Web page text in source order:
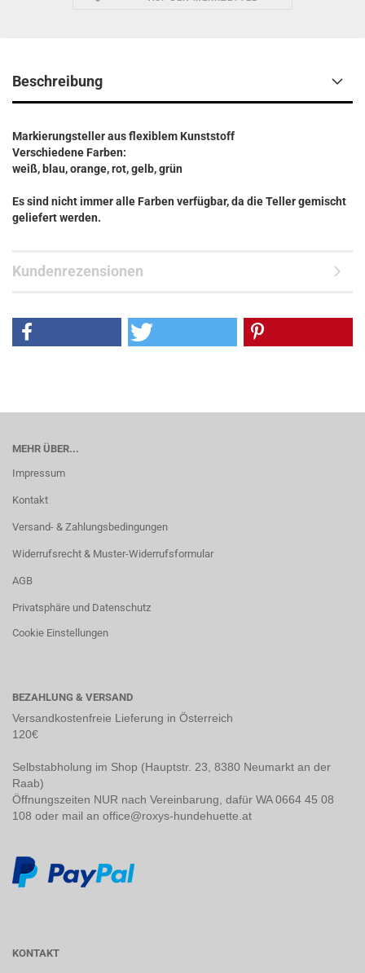
Beschreibung
Markierungsteller aus flexiblem Kunststoff
Verschiedene Farben:
weiß, blau, orange, rot, gelb, grün
Es sind nicht immer alle Farben verfügbar, da die Teller gemischt
geliefert werden.
Kundenrezensionen
MEHR ÜBER...
Impressum
Kontakt
Versand- & Zahlungsbedingungen
Widerrufsrecht & Muster-Widerrufsformular
AGB
Privatsphäre und Datenschutz
Cookie Einstellungen
BEZAHLUNG & VERSAND
Versandkostenfreie Lieferung in Österreich
120€
Selbstabholung im Shop (Hauptstr. 23, 8380 Neumarkt an der
Raab)
Öffnungszeiten NUR nach Vereinbarung, dafür WA 0664 45 08
108 oder mail an office@roxys-hundehuette.at
KONTAKT